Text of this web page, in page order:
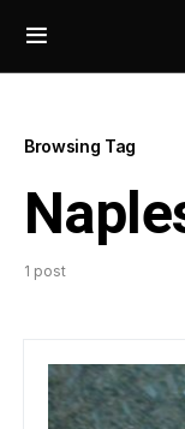
Browsing Tag
1 post